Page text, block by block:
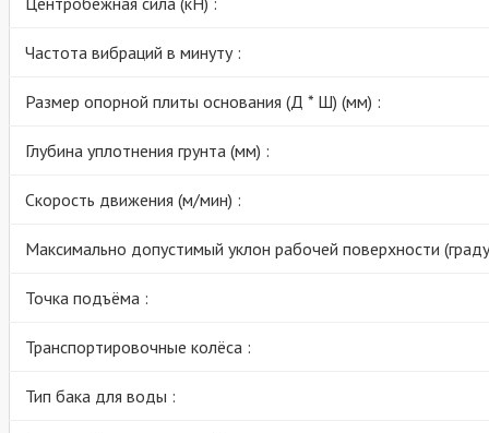
Частота вибраций в минуту :
Размер опорной плиты основания (Д * Ш) (мм) :
Глубина уплотнения грунта (мм) :
Скорость движения (м/мин) :
Максимально допустимый уклон рабочей поверхности
Точка подъёма :
Транспортировочные колёса :
Тип бака для воды :